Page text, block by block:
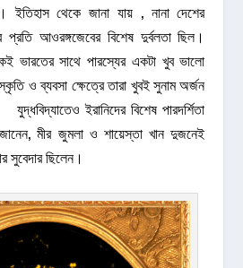
ইতিহাস থেকে জানা যায় , নানা দেশের
প্রতি আওরঙ্গজেবের বিশেষ দুর্বলতা ছিল।
ভারতের সাথে পারস্যের একটা খুব ভালো
ও ব্যবসা ক্ষেত্রে তারা খুবই সুনাম অর্জন
ইরানিদের বিশেষ পারদর্শিতা
মীর জুমলা ও শায়েস্তা খান দুজনেই
সুবেদার ছিলেন।